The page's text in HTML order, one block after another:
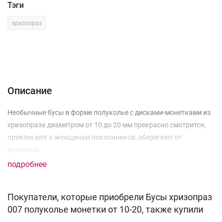
Тэги
хризопраз
Описание
Необычные бусы в форме полуколье с дисками-монетками из
хризопраза диаметром от 10 до 20 мм прекрасно смотрится,
привлекают к женщинам поклонников, оберегают от
волнений.
подробнее
Покупатели, которые приобрели Бусы хризопраз
007 полуколье монетки от 10-20, также купили